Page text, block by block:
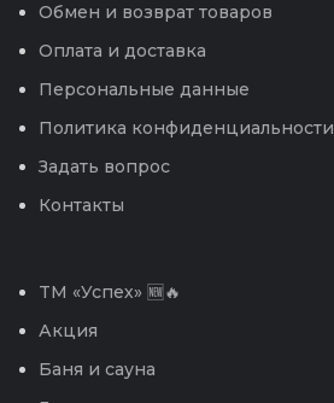
Обмен и возврат товаров
Оплата и доставка
Персональные данные
Политика конфиденциальности
Задать вопрос
Контакты
TM «Успех» 🆕🔥
Акция
Баня и сауна